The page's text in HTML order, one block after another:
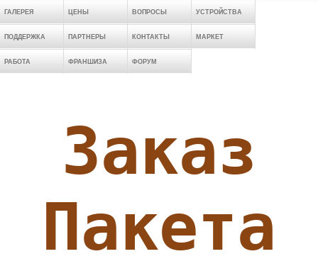
ГАЛЕРЕЯ ЦЕНЫ ВОПРОСЫ УСТРОЙСТВА
ПОДДЕРЖКА ПАРТНЕРЫ КОНТАКТЫ МАРКЕТ
РАБОТА ФРАНШИЗА ФОРУМ
Заказ
Пакета